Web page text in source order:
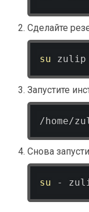
Сделайте
su zulip
Запустите
/home/
Снова
su -